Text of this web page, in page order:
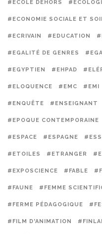
#ECOLE DEHORS
#ECONOMIE SOCIALE ET
#ECRIVAIN #EDUCATION
#EGALITÉ DE GENRES
#EGYPTIEN #EHPAD
#ELOQUENCE #EMC #EMI
#ENQUÊTE #ENSEIGNANT
#EPOQUE CONTEMPORAINE
#ESPACE #ESPAGNE #ESS
#ETOILES #ETRANGER
#EXPOSCIENCE #FABLE
#FAUNE #FEMME
#FERME PÉDAGOGIQUE
#FILM D'ANIMATION